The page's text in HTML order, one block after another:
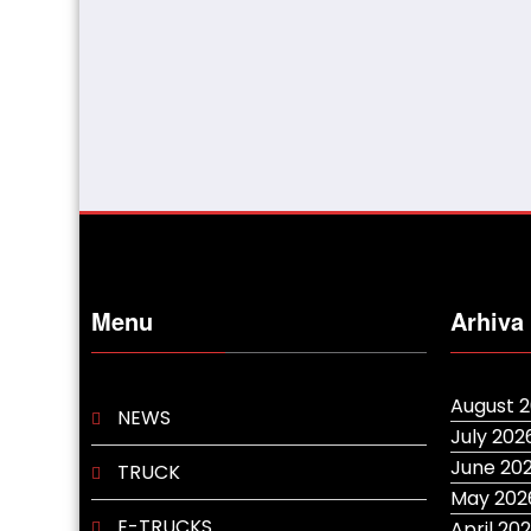
Menu
NEWS
TRUCK
Arhiva
August
July
June
May